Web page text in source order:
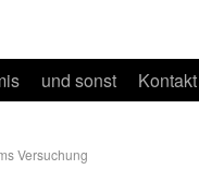
und sonst Kontakt
Versuchung